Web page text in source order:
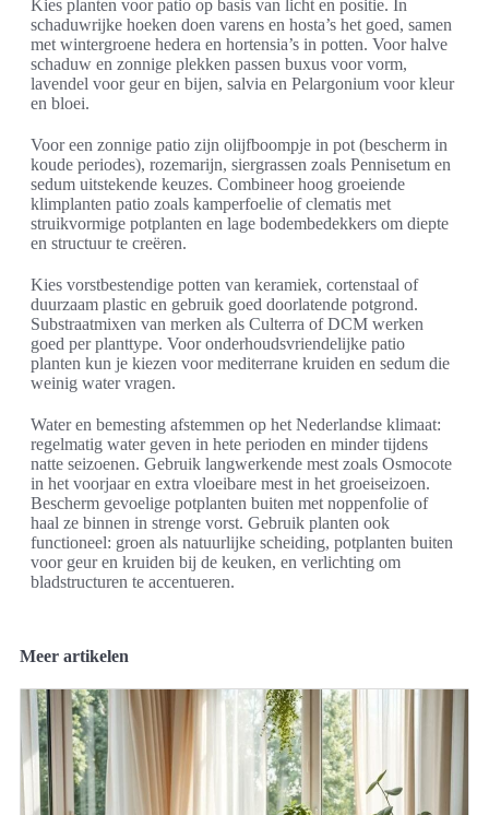
Kies planten voor patio op basis van licht en positie. In
schaduwrijke hoeken doen varens en hosta’s het goed, samen
met wintergroene hedera en hortensia’s in potten. Voor halve
schaduw en zonnige plekken passen buxus voor vorm,
lavendel voor geur en bijen, salvia en Pelargonium voor kleur
en bloei.
Voor een zonnige patio zijn olijfboompje in pot (bescherm in
koude periodes), rozemarijn, siergrassen zoals Pennisetum en
sedum uitstekende keuzes. Combineer hoog groeiende
klimplanten patio zoals kamperfoelie of clematis met
struikvormige potplanten en lage bodembedekkers om diepte
en structuur te creëren.
Kies vorstbestendige potten van keramiek, cortenstaal of
duurzaam plastic en gebruik goed doorlatende potgrond.
Substraatmixen van merken als Culterra of DCM werken
goed per planttype. Voor onderhoudsvriendelijke patio
planten kun je kiezen voor mediterrane kruiden en sedum die
weinig water vragen.
Water en bemesting afstemmen op het Nederlandse klimaat:
regelmatig water geven in hete perioden en minder tijdens
natte seizoenen. Gebruik langwerkende mest zoals Osmocote
in het voorjaar en extra vloeibare mest in het groeiseizoen.
Bescherm gevoelige potplanten buiten met noppenfolie of
haal ze binnen in strenge vorst. Gebruik planten ook
functioneel: groen als natuurlijke scheiding, potplanten buiten
voor geur en kruiden bij de keuken, en verlichting om
bladstructuren te accentueren.
Meer artikelen